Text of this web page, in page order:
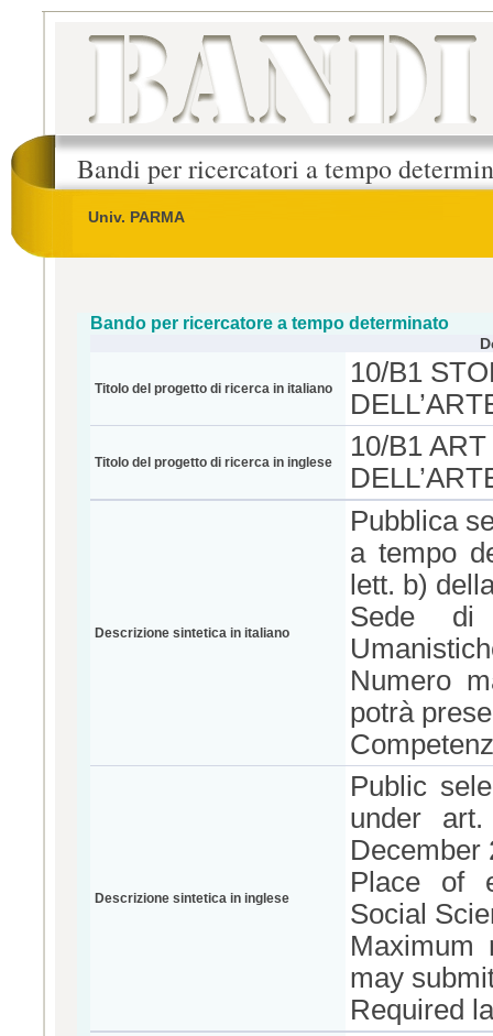
Bandi per ricercatori a tempo
Univ. PARMA
Bando per ricercatore a tempo determinato
Titolo del progetto di ricerca in italiano
10/B1
Titolo del progetto di ricerca in inglese
10/B1
Descrizione sintetica in italiano
Pubblica
a tempo
lett. b)
Sede di
Numero
potrà
Descrizione sintetica in inglese
Public
under
December
Place of
Social
Maximum
may
Required